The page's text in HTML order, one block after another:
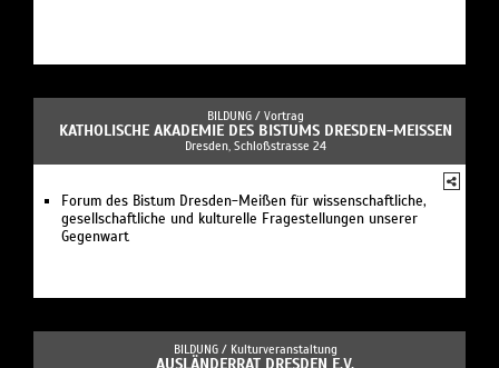
BILDUNG / Vortrag
KATHOLISCHE AKADEMIE DES BISTUMS DRESDEN-MEISSEN
Dresden, Schloßstrasse 24
Forum des Bistum Dresden-Meißen für wissenschaftliche,
gesellschaftliche und kulturelle Fragestellungen unserer
Gegenwart
BILDUNG / Kulturveranstaltung